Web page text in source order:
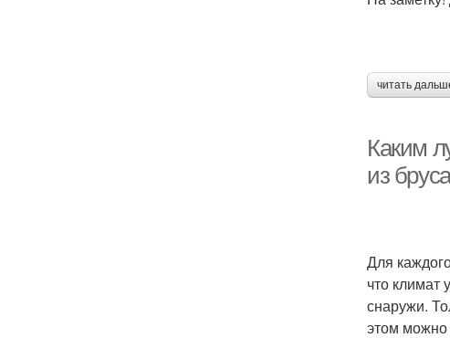
читать
Каким
из
Для
что климат
снаружи.
этом можно